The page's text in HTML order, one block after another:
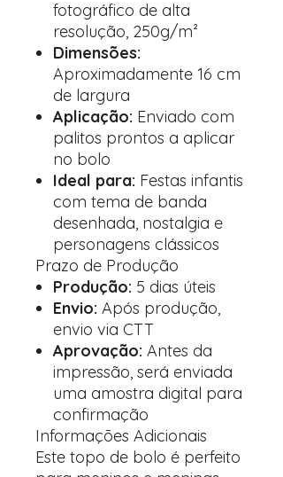
fotográfico de alta
resolução, 250g/m²
Dimensões:
Aproximadamente 16 cm
de largura
Aplicação: Enviado com
palitos prontos a aplicar
no bolo
Ideal para: Festas infantis
com tema de banda
desenhada, nostalgia e
personagens clássicos
Prazo de Produção
Produção: 5 dias úteis
Envio: Após produção,
envio via CTT
Aprovação: Antes da
impressão, será enviada
uma amostra digital para
confirmação
Informações Adicionais
Este topo de bolo é perfeito